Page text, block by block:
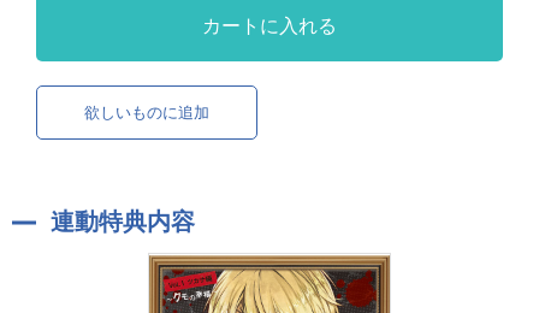
カートに入れる
欲しいものに追加
連動特典内容